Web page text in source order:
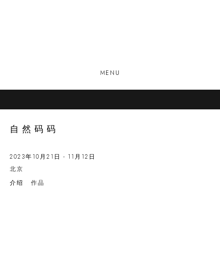
MENU
自然码码
2023年10月21日 - 11月12日
北京
介绍
作品